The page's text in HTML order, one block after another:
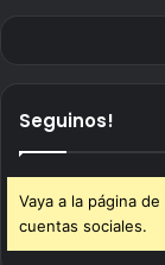
Seguinos!
Vaya a la página
cuentas sociales.